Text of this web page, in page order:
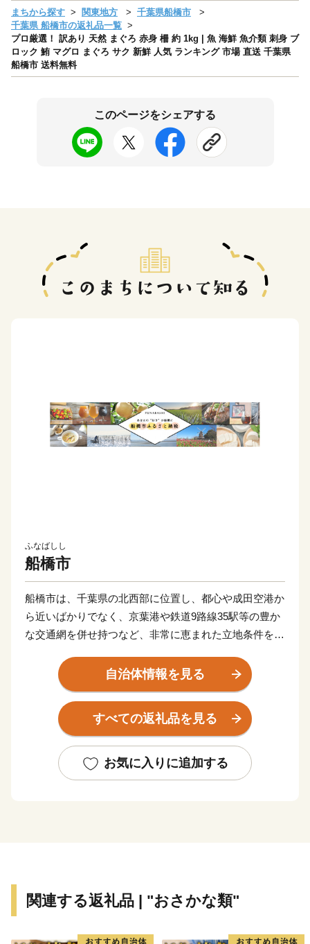
まちから探す 関東地方
千葉県船橋市
千葉県 船橋市の返礼品一覧
プロ厳選！ 訳あり 天然 まぐろ 赤身 柵 約 1kg | 魚 海鮮 魚介類 刺身 ブ
ロック 鮪 マグロ まぐろ サク 新鮮 人気 ランキング 市場 直送 千葉県
船橋市 送料無料
このページをシェアする
ふなばしし
船橋市
船橋市は、千葉県の北西部に位置し、都心や成田空港か
ら近いばかりでなく、京葉港や鉄道9路線35駅等の豊か
な交通網を併せ持つなど、非常に恵まれた立地条件を備
かつては、成田山に参拝する佐倉街道の宿場町として栄
え、昭和12年4月1日に2町3村（船橋町、葛飾町、八栄
村、法典村、塚田村）が合併して、「船橋市」が誕生し
ました。
ています。
自治体情報を見る
すべての返礼品を見る
お気に入りに追加する
関連する返礼品 | "おさかな類"